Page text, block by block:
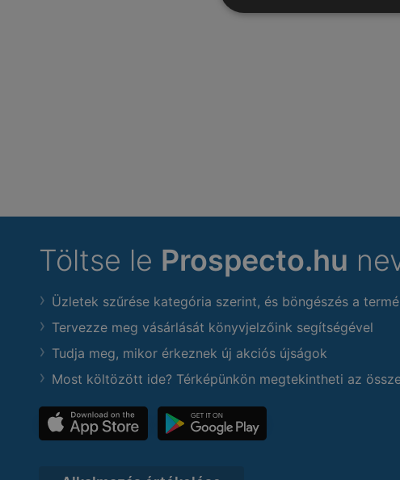
Töltse le Prospecto.hu
Üzletek szűrése kategória szerint, és böngészés a
Tervezze meg vásárlását könyvjelzőink segítségével
Tudja meg, mikor érkeznek új akciós újságok
Most költözött ide? Térképünkön megtekintheti az